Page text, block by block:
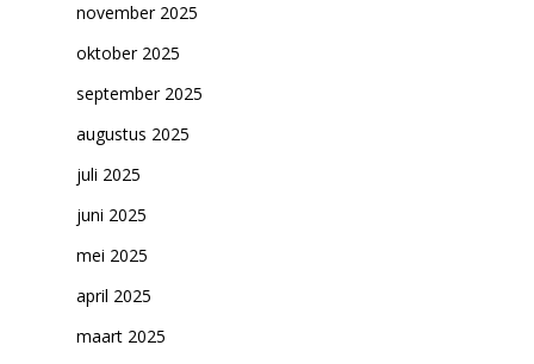
november 2025
oktober 2025
september 2025
augustus 2025
juli 2025
juni 2025
mei 2025
april 2025
maart 2025